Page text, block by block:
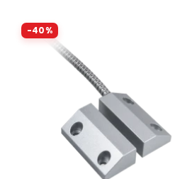
-40%